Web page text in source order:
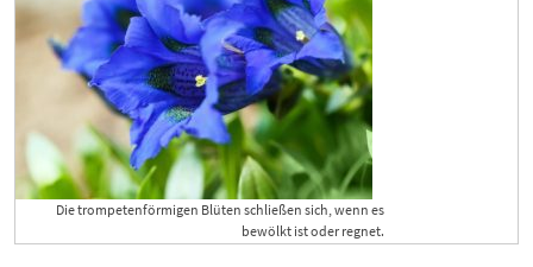
Die trompetenförmigen Blüten schließen sich, wenn es
bewölkt ist oder regnet.